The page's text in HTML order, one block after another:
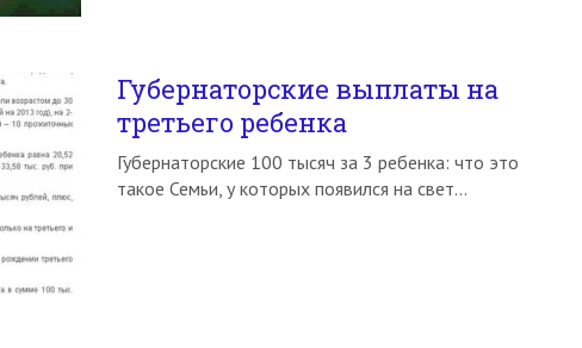
Губернаторские выплаты на
третьего ребенка
Губернаторские 100 тысяч за 3 ребенка: что это
такое Семьи, у которых появился на свет…